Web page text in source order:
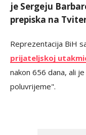
je Sergeju
prepiska na
Reprezentacija BiH
prijateljskoj
nakon 656 dana, ali
poluvrijeme".